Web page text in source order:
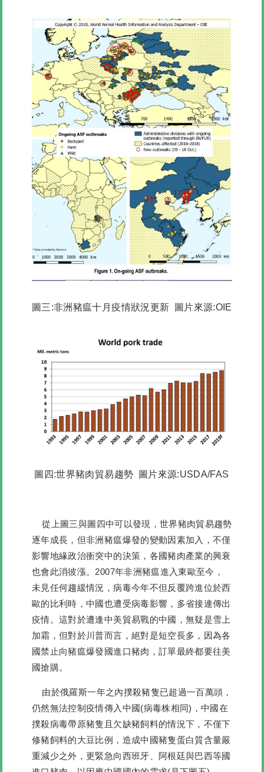
圖三:非洲豬瘟十月疫情狀況更新 圖片來源:OIE
圖四:世界豬肉貿易趨勢 圖片來源:USDA/FAS
從上圖三與圖四中可以發現，世界豬肉貿易趨勢
逐年成長，但非洲豬瘟爆發的變動因素加入，不僅
影響地緣政治衝突中的決策，各國豬肉產業的興衰
也會此消彼漲。2007年非洲豬瘟進入東歐至今，
未見任何趨緩情況，病毒今年不但反覆跨進位於西
歐的比利時，中國也遭受病毒影響，多省接連傳出
疫情。這對於遭逢中美貿易戰的中國，無疑是雪上
加霜，但對於川普而言，絕對是短空長多，因為各
國禁止向豬瘟爆發國進口豬肉，訂單最終都要往美
國搶購。
由於俄羅斯一年之內撲殺豬隻已超過一百萬頭，
仍然無法控制疫情傳入中國(病毒株相同)，中國在
撲殺病毒帶原豬隻且欠缺豬飼料的情況下，不僅下
修豬飼料的大豆比例，造成中國豬隻蛋白質含量嚴
重減少之外，更緊急向西班牙、阿根廷與巴西等國